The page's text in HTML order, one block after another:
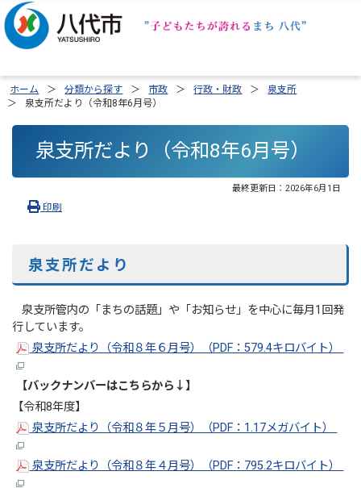
ホーム 分類から探す 市政 行政・財政
泉支所
泉支所だより（令和8年6月号）
泉支所だより（令和8年6月号）
最終更新日： 2026年6月1日
印刷
泉支所だより
泉支所管内の「まちの話題」や「お知らせ」を中心に毎月1回発
行しています。
泉支所だより（令和８年６月号）（PDF：579.4キロバイト）
【バックナンバーはこちらから↓】
【令和8年度】
泉支所だより（令和８年５月号）（PDF：1.17メガバイト）
泉支所だより（令和８年４月号）（PDF：795.2キロバイト）